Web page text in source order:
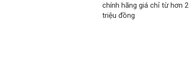
chính hãng giá chỉ từ hơn 2
triệu đồng